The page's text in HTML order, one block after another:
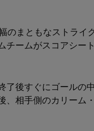
まともなストライ
チームがスコアシー
了後すぐにゴールの
、相手側のカリーム